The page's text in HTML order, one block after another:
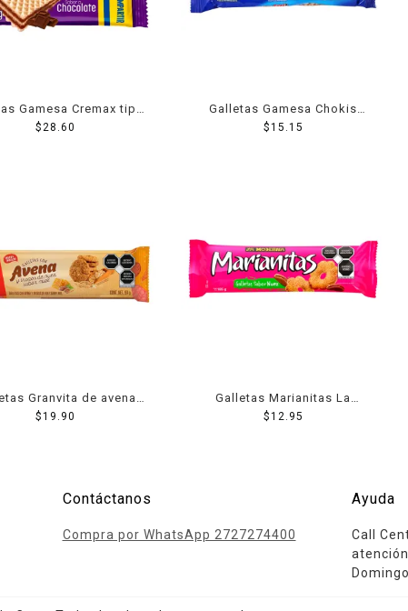
Gamesa Cremax tipo
sabor chocolate 171 g
$28.60
Galletas Gamesa Chokis
clásica con chispas sabor
$15.15
Granvita de avena
miel con nuez 90 g
$19.90
Galletas Marianitas La
Moderna nuez 185 g
$12.95
Contáctanos
Compra por WhatsApp 2727274400
Ayuda
Call
Domingo.